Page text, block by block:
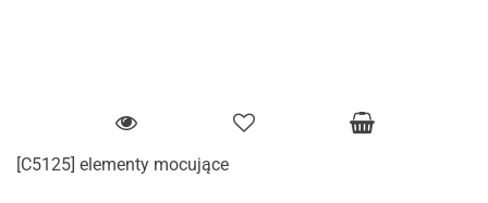
[C5125] elementy mocujące